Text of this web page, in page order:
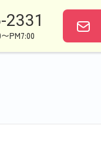
2331
PM7:00